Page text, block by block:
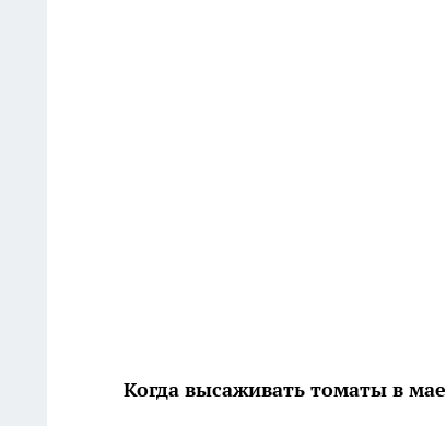
Когда высаживать томаты в мае